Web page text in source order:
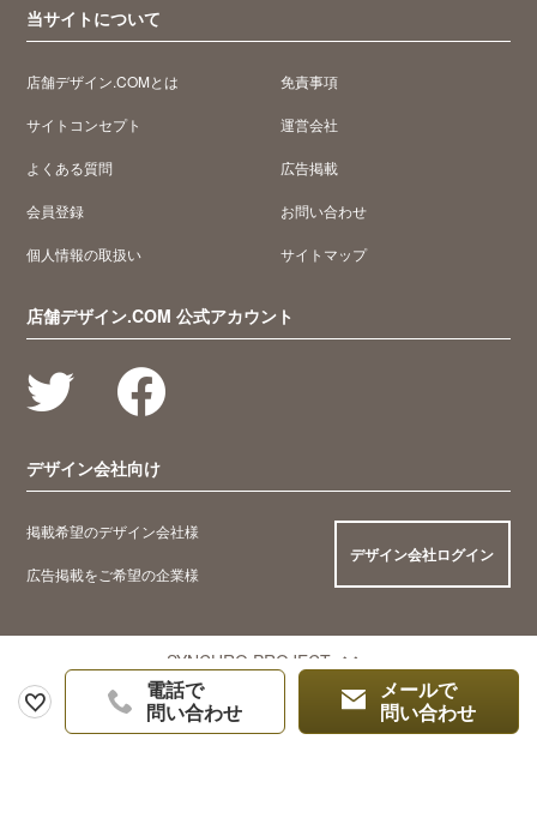
電話で
問い合わせ
メールで
問い合わせ
当サイトについて
店舗デザイン.COMとは
サイトコンセプト
よくある質問
会員登録
個人情報の取扱い
免責事項
運営会社
広告掲載
お問い合わせ
サイトマップ
店舗デザイン.COM 公式アカウント
デザイン会社向け
掲載希望のデザイン会社様
広告掲載をご希望の企業様
デザイン会社ログイン
SYNCHRO PROJECT
© 2005 Synchro Food Co., Ltd.